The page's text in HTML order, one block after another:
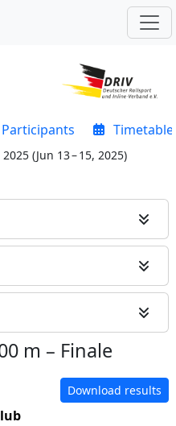
Participants Timetable
(Jun 13 – 15, 2025)
m – Finale
Download results